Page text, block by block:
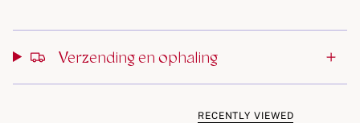
Verzending en ophaling
RECENTLY VIEWED